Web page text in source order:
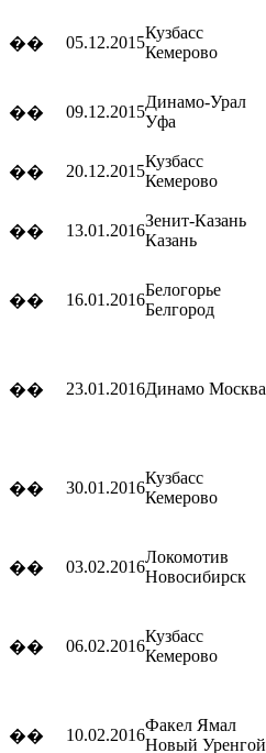
�� 05.12.2015
Кузбасс
Кемерово
�� 09.12.2015
Динамо-Урал
Уфа
�� 20.12.2015
Кузбасс
Кемерово
�� 13.01.2016
Зенит-Казань
Казань
�� 16.01.2016
Белогорье
Белгород
�� 23.01.2016Динамо Москва
�� 30.01.2016
Кузбасс
Кемерово
�� 03.02.2016
Локомотив
Новосибирск
�� 06.02.2016
Кузбасс
Кемерово
�� 10.02.2016
Факел Ямал
Новый Уренгой